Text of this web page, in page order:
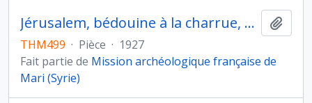
Jérusalem, bédouine à la charrue, plaque de verre 992
THM499 · Pièce · 1927
Fait partie de Mission archéologique française de
Mari (Syrie)